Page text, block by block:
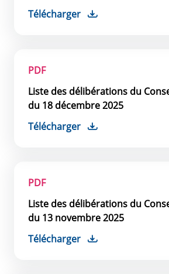
Télécharger
PDF
Liste des délibérations du
du 18 décembre 2025
Télécharger
PDF
Liste des délibérations du
du 13 novembre 2025
Télécharger